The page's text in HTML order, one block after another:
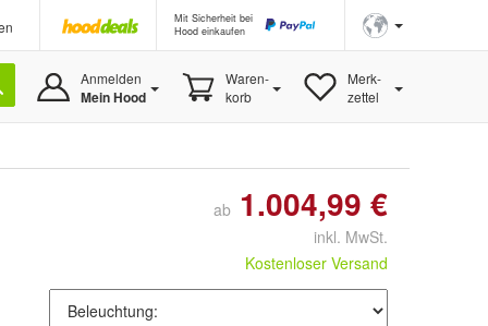
Mit Sicherheit bei
Hood einkaufen
Anmelden
Mein Hood
Waren-
korb
Merk-
zettel
ab 1.004,99 €
inkl. MwSt.
Kostenloser Versand